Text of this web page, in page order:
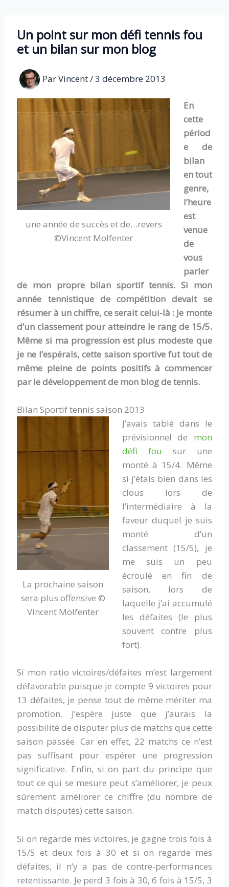
contenuUn point sur mon défi tennis fou
et un bilan sur mon blog
ParVincent/3 décembre 2013
une année de succès et de…revers
©Vincent Molfenter
En
cette
périod
e de
bilan
en tout
genre,
l’heure
est
venue
de
vous
parler
de mon propre bilan sportif tennis. Si mon
année tennistique de compétition devait se
résumer à un chiffre, ce serait celui-là : Je monte
d’un classement pour atteindre le rang de 15/5.
Même si ma progression est plus modeste que
je ne l’espérais, cette saison sportive fut tout de
même pleine de points positifs à commencer
par le développement de mon blog de tennis.
Bilan Sportif tennis saison 2013
La prochaine saison
sera plus offensive ©
Vincent Molfenter
J’avais tablé dans le
prévisionnel de mon
défi fou sur une
monté à 15/4. Même
si j’étais bien dans les
clous lors de
l’intermédiaire à la
faveur duquel je suis
monté d’un
classement (15/5), je
me suis un peu
écroulé en fin de
saison, lors de
laquelle j’ai accumulé
les défaites (le plus
souvent contre plus
fort).
Si mon ratio victoires/défaites m’est largement
défavorable puisque je compte 9 victoires pour
13 défaites, je pense tout de même mériter ma
promotion. J’espère juste que j’aurais la
possibilité de disputer plus de matchs que cette
saison passée. Car en effet, 22 matchs ce n’est
pas suffisant pour espérer une progression
significative. Enfin, si on part du principe que
tout ce qui se mesure peut s’améliorer, je peux
sûrement améliorer ce chiffre (du nombre de
match disputés) cette saison.
Si on regarde mes victoires, je gagne trois fois à
15/5 et deux fois à 30 et si on regarde mes
défaites, il n’y a pas de contre-performances
retentissante. Je perd 3 fois à 30, 6 fois à 15/5, 3